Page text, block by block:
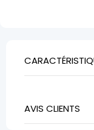
AVIS CLIENTS